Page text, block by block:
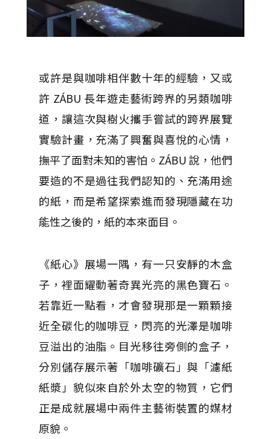
或許是與咖啡相伴數十年的經驗，又或
許 ZÁBU 長年遊走藝術跨界的另類咖啡
道，讓這次與樹火攜手嘗試的跨界展覽
實驗計畫，充滿了興奮與喜悅的心情，
撫平了面對未知的害怕。ZÁBU 說，他們
要造的不是過往我們認知的、充滿用途
的紙，而是希望探索進而發現隱藏在功
能性之後的，紙的本來面目。
《紙心》展場一隅，有一只安靜的木盒
子，裡面耀動著奇異光亮的黑色寶石。
若靠近一點看，才會發現那是一顆顆接
近全碳化的咖啡豆，閃亮的光澤是咖啡
豆溢出的油脂。目光移往旁側的盒子，
分別儲存展示著「咖啡礦石」與「濾紙
紙漿」貌似來自於外太空的物質，它們
正是成就展場中兩件主藝術裝置的媒材
原貌。